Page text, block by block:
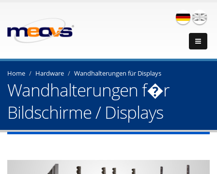
Home Hardware Wandhalterungen für Displays
Wandhalterungen f�r
Bildschirme / Displays